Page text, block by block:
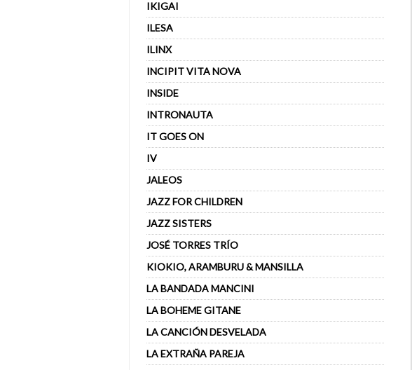
IKIGAI
ILESA
ILINX
INCIPIT VITA NOVA
INSIDE
INTRONAUTA
IT GOES ON
IV
JALEOS
JAZZ FOR CHILDREN
JAZZ SISTERS
JOSÉ TORRES TRÍO
KIOKIO, ARAMBURU & MANSILLA
LA BANDADA MANCINI
LA BOHEME GITANE
LA CANCIÓN DESVELADA
LA EXTRAÑA PAREJA